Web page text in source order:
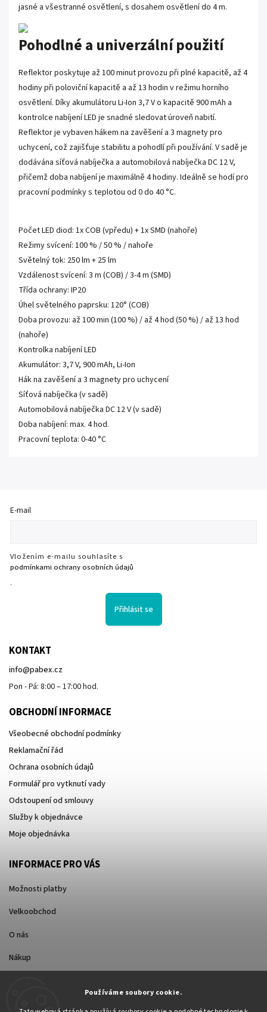
Používáme soubory cookie.
jasné a všestranné osvětlení, s dosahem osvětlení do 4 m.
Pohodlné a univerzální použití
Reflektor poskytuje až 100 minut provozu při plné kapacitě, až 4
hodiny při poloviční kapacitě a až 13 hodin v režimu horního
osvětlení. Díky akumulátoru Li-Ion 3,7 V o kapacitě 900 mAh a
kontrolce nabíjení LED je snadné sledovat úroveň nabití.
Reflektor je vybaven hákem na zavěšení a 3 magnety pro
uchycení, což zajišťuje stabilitu a pohodlí při používání. V sadě je
dodávána síťová nabíječka a automobilová nabíječka DC 12 V,
přičemž doba nabíjení je maximálně 4 hodiny. Ideálně se hodí pro
pracovní podmínky s teplotou od 0 do 40 °C.
Počet LED diod: 1x COB (vpředu) + 1x SMD (nahoře)
Režimy svícení: 100 % / 50 % / nahoře
Světelný tok: 250 lm + 25 lm
Vzdálenost svícení: 3 m (COB) / 3-4 m (SMD)
Třída ochrany: IP20
Úhel světelného paprsku: 120° (COB)
Doba provozu: až 100 min (100 %) / až 4 hod (50 %) / až 13 hod
(nahoře)
Kontrolka nabíjení LED
Akumulátor: 3,7 V, 900 mAh, Li-Ion
Hák na zavěšení a 3 magnety pro uchycení
Síťová nabíječka (v sadě)
Automobilová nabíječka DC 12 V (v sadě)
Doba nabíjení: max. 4 hod.
Pracovní teplota: 0-40 °C
E-mail
Vložením e-mailu souhlasíte s
podmínkami ochrany osobních údajů
.
Přihlásit se
KONTAKT
info@pabex.cz
Pon - Pá: 8:00 – 17:00 hod.
OBCHODNÍ INFORMACE
Všeobecné obchodní podmínky
Reklamační řád
Ochrana osobních údajů
Formulář pro vytknutí vady
Odstoupení od smlouvy
Služby k objednávce
Moje objednávka
INFORMACE PRO VÁS
Možnosti platby
Velkoobchod
O nás
Nákup